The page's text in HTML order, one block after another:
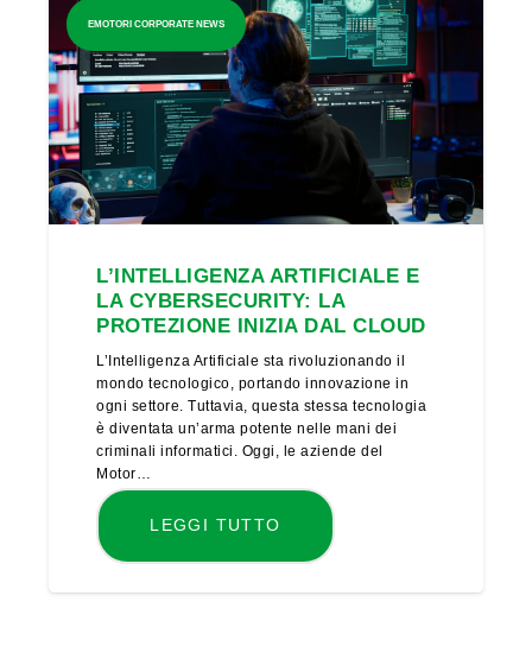
EMOTORI CORPORATE NEWS
L’INTELLIGENZA ARTIFICIALE E
LA CYBERSECURITY: LA
PROTEZIONE INIZIA DAL CLOUD
L’Intelligenza Artificiale sta rivoluzionando il
mondo tecnologico, portando innovazione in
ogni settore. Tuttavia, questa stessa tecnologia
è diventata un’arma potente nelle mani dei
criminali informatici. Oggi, le aziende del
Motor…
LEGGI TUTTO